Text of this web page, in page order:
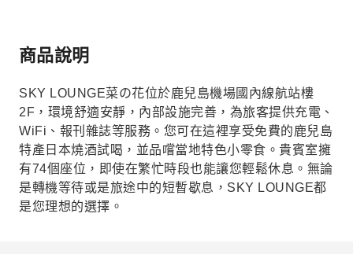
商品說明
SKY LOUNGE菜の花位於鹿兒島機場國內線航站樓
2F，環境舒適安靜，內部設施完善，為旅客提供充電、
WiFi、報刊雜誌等服務。您可在這裡享受免費的鹿兒島
特產日本燒酒試喝，並品嚐當地特色小零食。貴賓室擁
有74個座位，即使在繁忙時段也能讓您輕鬆休息。無論
是轉機等待或是旅途中的短暫歇息，SKY LOUNGE都
是您理想的選擇。